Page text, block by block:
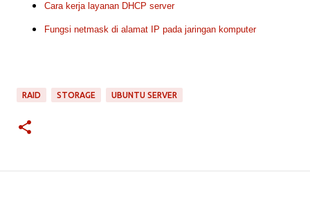
Cara kerja layanan DHCP server
Fungsi netmask di alamat IP pada jaringan komputer
RAID STORAGE UBUNTU SERVER